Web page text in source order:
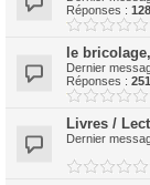
Réponses : 128
le
Dernier
Réponses : 251
Livres /
Dernier